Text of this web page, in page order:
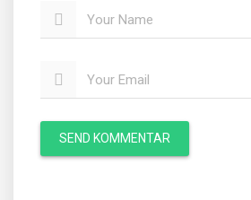
Your Name
Your Email